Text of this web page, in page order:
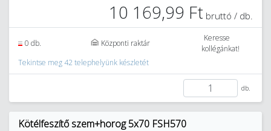
10 169,99 Ft bruttó / db.
0 db. Központi raktár
Keresse
kollégánkat!
Tekintse meg 42 telephelyünk készletét
db.
Kötélfeszítő szem+horog 5x70 FSH570